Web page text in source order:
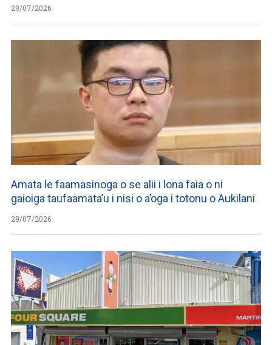
29/07/2026
Amata le faamasinoga o se alii i lona faia o ni
gaioiga taufaamata’u i nisi o a’oga i totonu o Aukilani
29/07/2026